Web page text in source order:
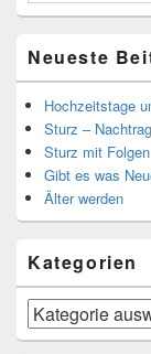
Neueste
Hochzeitstage
Sturz – Nachtrag
Sturz mit Folgen
Gibt es was
Älter werden
Kategorien
Kategorien